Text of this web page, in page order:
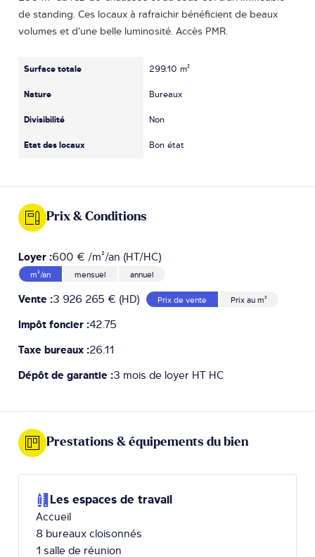
de standing. Ces locaux à rafraichir bénéficient de beaux
volumes et d’une belle luminosité. Accès PMR.
Surface totale
Nature
Divisibilité
Etat des locaux
299.10 m²
Bureaux
Non
Bon état
Prix & Conditions
Loyer :600 € /m²/an (HT/HC)
m²/an mensuel annuel
Vente :3 926 265 € (HD) Prix de vente Prix au m²
Impôt foncier :42.75
Taxe bureaux :26.11
Dépôt de garantie :3 mois de loyer HT HC
Prestations & équipements du bien
Les espaces de travail
Accueil
8 bureaux cloisonnés
1 salle de réunion